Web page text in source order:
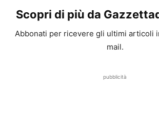
Scopri di più da
Abbonati per ricevere gli ultimi articoli
mail.
pubblicità